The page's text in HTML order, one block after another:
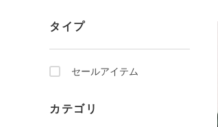
タイプ
セールアイテム
カテゴリ